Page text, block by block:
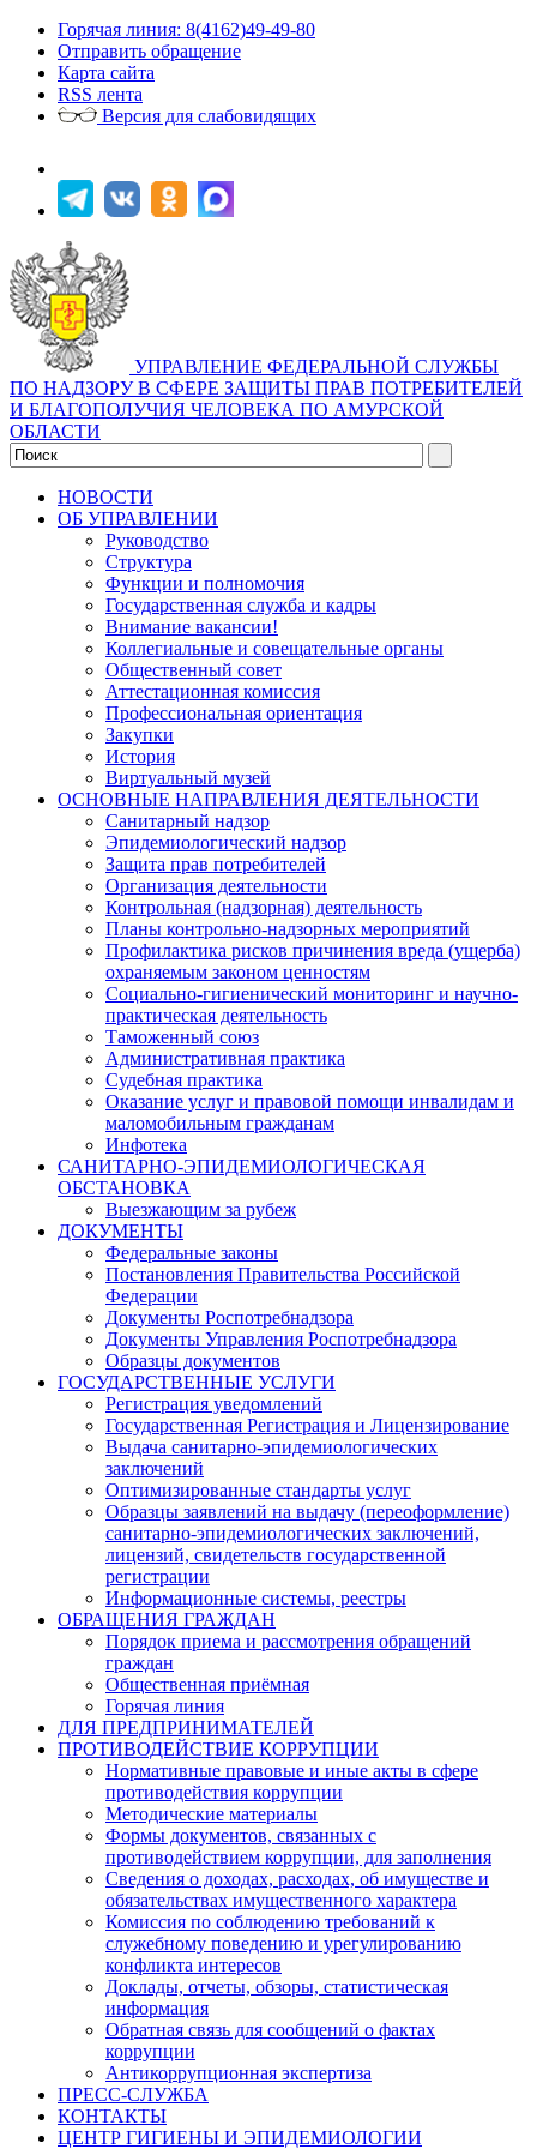
Горячая линия: 8(4162)49-49-80
Отправить обращение
Карта сайта
RSS лента
Версия для слабовидящих
УПРАВЛЕНИЕ ФЕДЕРАЛЬНОЙ СЛУЖБЫ
ПО НАДЗОРУ В СФЕРЕ ЗАЩИТЫ ПРАВ ПОТРЕБИТЕЛЕЙ
И БЛАГОПОЛУЧИЯ ЧЕЛОВЕКА ПО АМУРСКОЙ
ОБЛАСТИ
НОВОСТИ
ОБ УПРАВЛЕНИИ
Руководство
Структура
Функции и полномочия
Государственная служба и кадры
Внимание вакансии!
Коллегиальные и совещательные органы
Общественный совет
Аттестационная комиссия
Профессиональная ориентация
Закупки
История
Виртуальный музей
ОСНОВНЫЕ НАПРАВЛЕНИЯ ДЕЯТЕЛЬНОСТИ
Санитарный надзор
Эпидемиологический надзор
Защита прав потребителей
Организация деятельности
Контрольная (надзорная) деятельность
Планы контрольно-надзорных мероприятий
Профилактика рисков причинения вреда (ущерба)
охраняемым законом ценностям
Социально-гигиенический мониторинг и научно-
практическая деятельность
Таможенный союз
Административная практика
Судебная практика
Оказание услуг и правовой помощи инвалидам и
маломобильным гражданам
Инфотека
САНИТАРНО-ЭПИДЕМИОЛОГИЧЕСКАЯ
ОБСТАНОВКА
Выезжающим за рубеж
ДОКУМЕНТЫ
Федеральные законы
Постановления Правительства Российской
Федерации
Документы Роспотребнадзора
Документы Управления Роспотребнадзора
Образцы документов
ГОСУДАРСТВЕННЫЕ УСЛУГИ
Регистрация уведомлений
Государственная Регистрация и Лицензирование
Выдача санитарно-эпидемиологических
заключений
Оптимизированные стандарты услуг
Образцы заявлений на выдачу (переоформление)
санитарно-эпидемиологических заключений,
лицензий, свидетельств государственной
регистрации
Информационные системы, реестры
ОБРАЩЕНИЯ ГРАЖДАН
Порядок приема и рассмотрения обращений
граждан
Общественная приёмная
Горячая линия
ДЛЯ ПРЕДПРИНИМАТЕЛЕЙ
ПРОТИВОДЕЙСТВИЕ КОРРУПЦИИ
Нормативные правовые и иные акты в сфере
противодействия коррупции
Методические материалы
Формы документов, связанных с
противодействием коррупции, для заполнения
Сведения о доходах, расходах, об имуществе и
обязательствах имущественного характера
Комиссия по соблюдению требований к
служебному поведению и урегулированию
конфликта интересов
Доклады, отчеты, обзоры, статистическая
информация
Обратная связь для сообщений о фактах
коррупции
Антикоррупционная экспертиза
ПРЕСС-СЛУЖБА
КОНТАКТЫ
ЦЕНТР ГИГИЕНЫ И ЭПИДЕМИОЛОГИИ